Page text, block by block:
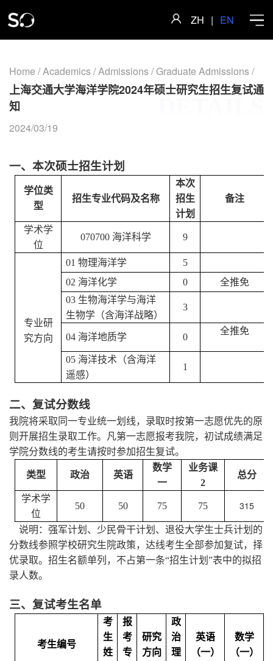
ZH | EN
Home
Faculty
Research
International
Join Us
Home /Academics/Admissions/Graduate Admissions/
上海交通大学海洋学院2024年硕士研究生招生复试通
知
2024/03/19
一、本次硕士招生计划
学位类
型
招生专业代码及名称
本次
招生
计划
备注
学术学
位
070700 海洋科学 9
专业研
究方向
01物理海洋学
5
02 海洋化学 0
全推免
03 生物海洋学与海洋
生物学（含海洋战略）
3
04 海洋地质学 0
全推免
05 海洋技术（含海洋
遥感）
1
二、复试分数线
我院将采取同一专业统一划线，录取时按第一志愿优先的原
则开展招生录取工作。凡第一志愿报考我院，初试成绩满足
学院分数线的考生请按时参加招生复试。
类型 政治 英语
数学
一
业务课
2
总分
学术学
位
50 50 75 75 315
说明：强军计划、少民骨干计划、退役大学生士兵计划的
分数线参照学校研究生院政策，达线考生全部参加复试，择
优录取。招生名额单列，不占第一条“招生计划”表中的拟招
录人数。
三、复试考生名单
考生编号
考
生
姓
报
考
专
研究
方向
政
治
理
英语
（一）
数学
（一）